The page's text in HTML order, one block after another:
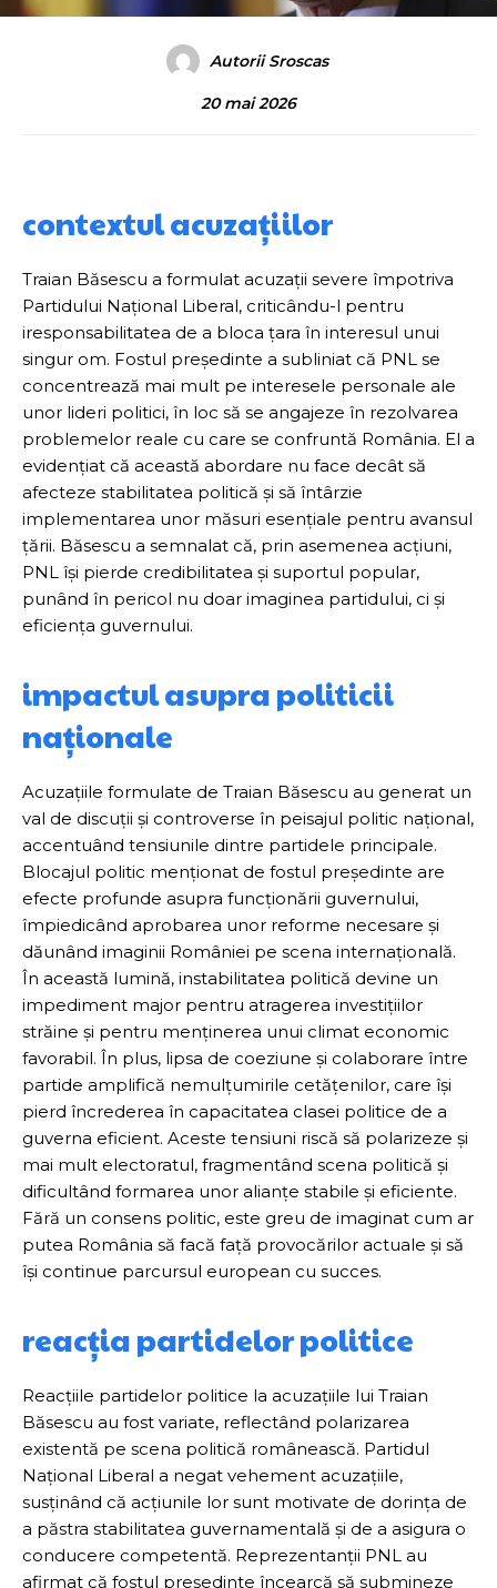
Autorii Sroscas
20 mai 2026
contextul acuzațiilor
Traian Băsescu a formulat acuzații severe împotriva
Partidului Național Liberal, criticându-l pentru
iresponsabilitatea de a bloca țara în interesul unui
singur om. Fostul președinte a subliniat că PNL se
concentrează mai mult pe interesele personale ale
unor lideri politici, în loc să se angajeze în rezolvarea
problemelor reale cu care se confruntă România. El a
evidențiat că această abordare nu face decât să
afecteze stabilitatea politică și să întârzie
implementarea unor măsuri esențiale pentru avansul
țării. Băsescu a semnalat că, prin asemenea acțiuni,
PNL își pierde credibilitatea și suportul popular,
punând în pericol nu doar imaginea partidului, ci și
eficiența guvernului.
impactul asupra politicii
naționale
Acuzațiile formulate de Traian Băsescu au generat un
val de discuții și controverse în peisajul politic național,
accentuând tensiunile dintre partidele principale.
Blocajul politic menționat de fostul președinte are
efecte profunde asupra funcționării guvernului,
împiedicând aprobarea unor reforme necesare și
dăunând imaginii României pe scena internațională.
În această lumină, instabilitatea politică devine un
impediment major pentru atragerea investițiilor
străine și pentru menținerea unui climat economic
favorabil. În plus, lipsa de coeziune și colaborare între
partide amplifică nemulțumirile cetățenilor, care își
pierd încrederea în capacitatea clasei politice de a
guverna eficient. Aceste tensiuni riscă să polarizeze și
mai mult electoratul, fragmentând scena politică și
dificultând formarea unor alianțe stabile și eficiente.
Fără un consens politic, este greu de imaginat cum ar
putea România să facă față provocărilor actuale și să
își continue parcursul european cu succes.
reacția partidelor politice
Reacțiile partidelor politice la acuzațiile lui Traian
Băsescu au fost variate, reflectând polarizarea
existentă pe scena politică românească. Partidul
Național Liberal a negat vehement acuzațiile,
susținând că acțiunile lor sunt motivate de dorința de
a păstra stabilitatea guvernamentală și de a asigura o
conducere competentă. Reprezentanții PNL au
afirmat că fostul președinte încearcă să submineze